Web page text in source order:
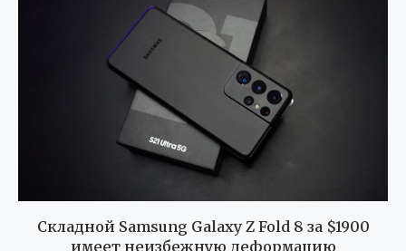
Складной Samsung Galaxy Z Fold 8 за $1900
имеет неизбежную деформацию